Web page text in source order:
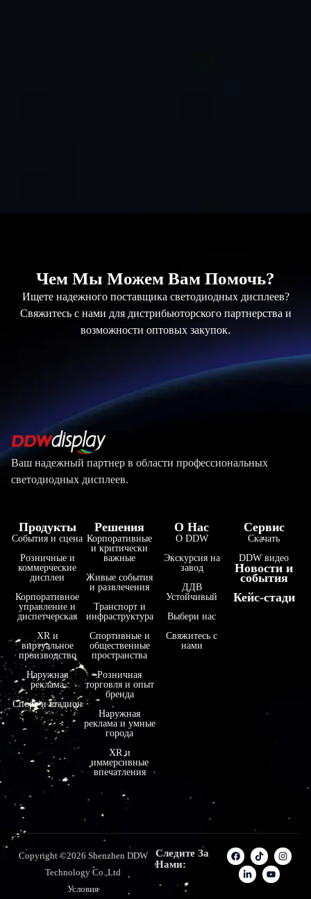
Чем Мы Можем Вам Помочь?
Ищете надежного поставщика светодиодных дисплеев?
Свяжитесь с нами для дистрибьюторского партнерства и
возможности оптовых закупок.
Ваш надежный партнер в области профессиональных
светодиодных дисплеев.
Продукты
События и сцена
Розничные и
коммерческие
дисплеи
Корпоративное
управление и
диспетчерская
XR и
виртуальное
производство
Наружная
реклама
Спорт и стадион
Решения
Корпоративные
и критически
важные
Живые события
и развлечения
Транспорт и
инфраструктура
Спортивные и
общественные
пространства
Розничная
торговля и опыт
бренда
Наружная
реклама и умные
города
XR и
иммерсивные
впечатления
О Нас
О DDW
Экскурсия на
завод
ДДВ
Устойчивый
Выбери нас
Свяжитесь с
нами
Сервис
Скачать
DDW видео
Новости и
события
Кейс-стади
Copyright ©2026 Shenzhen DDW
Technology Co.,Ltd
Условия
Следите За
Нами: